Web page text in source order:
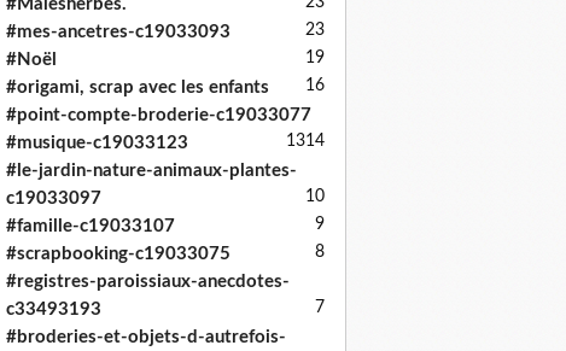
#Malesherbes.
#mes-ancetres-c19033093 23
#Noël 19
#origami, scrap avec les enfants 16
#point-compte-broderie-c19033077
14
#musique-c19033123 13
#le-jardin-nature-animaux-plantes-
c19033097
10
#famille-c19033107 9
#scrapbooking-c19033075 8
#registres-paroissiaux-anecdotes-
c33493193
7
#broderies-et-objets-d-autrefois-